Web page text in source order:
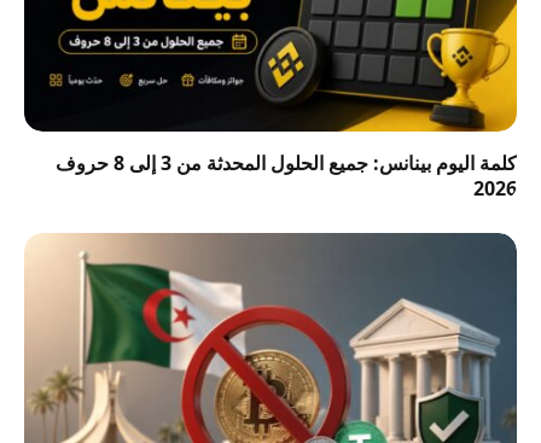
كلمة اليوم بينانس: جميع الحلول المحدثة من 3 إلى 8 حروف
2026